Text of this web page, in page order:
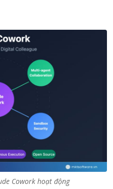
Cowork hoạt động